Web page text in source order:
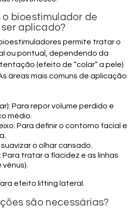
o bioestimulador de
aplicado?
permite tratar o
ou pontual, dependendo da
(efeito de “colar” a pele)
áreas mais comuns de aplicação
Para repor volume perdido e
médio.
Para definir o contorno facial e
o olhar cansado.
Para tratar a flacidez e as linhas
efeito lifting lateral.
são necessárias?